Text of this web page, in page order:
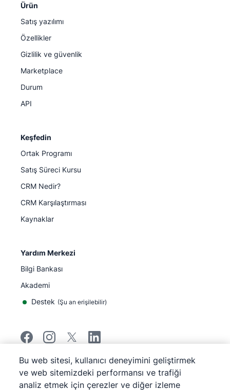
Ürün
Satış yazılımı
Özellikler
Gizlilik ve güvenlik
Marketplace
Durum
API
Keşfedin
Ortak Programı
Satış Süreci Kursu
CRM Nedir?
CRM Karşılaştırması
Kaynaklar
Yardım Merkezi
Bilgi Bankası
Akademi
Destek (Şu an erişilebilir)
© 2026Pipedrive
Pipedrive
Hizmet Koşulları
Pipedrive
Gizlilik Bildirimi
Bu web sitesi, kullanıcı deneyimini geliştirmek
ve web sitemizdeki performansı ve trafiği
analiz etmek için çerezler ve diğer izleme